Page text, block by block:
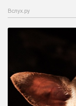
Вслух.ру